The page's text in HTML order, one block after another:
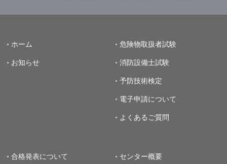
ホーム
お知らせ
危険物取扱者試験
消防設備士試験
予防技術検定
電子申請について
よくあるご質問
合格発表について センター概要